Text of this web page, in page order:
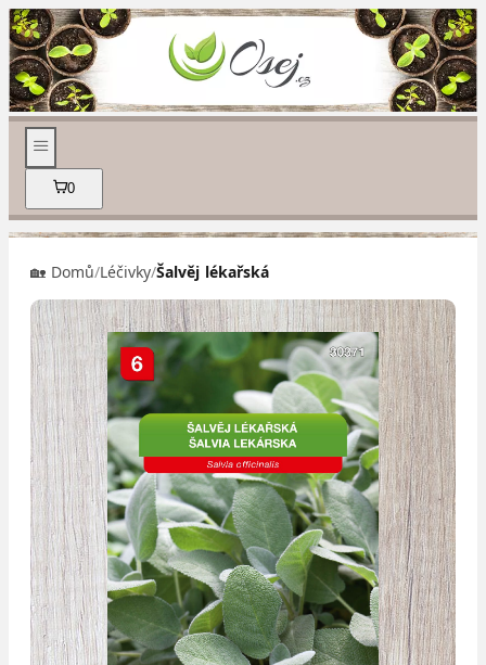
0
🏡 Domů/Léčivky/Šalvěj lékařská